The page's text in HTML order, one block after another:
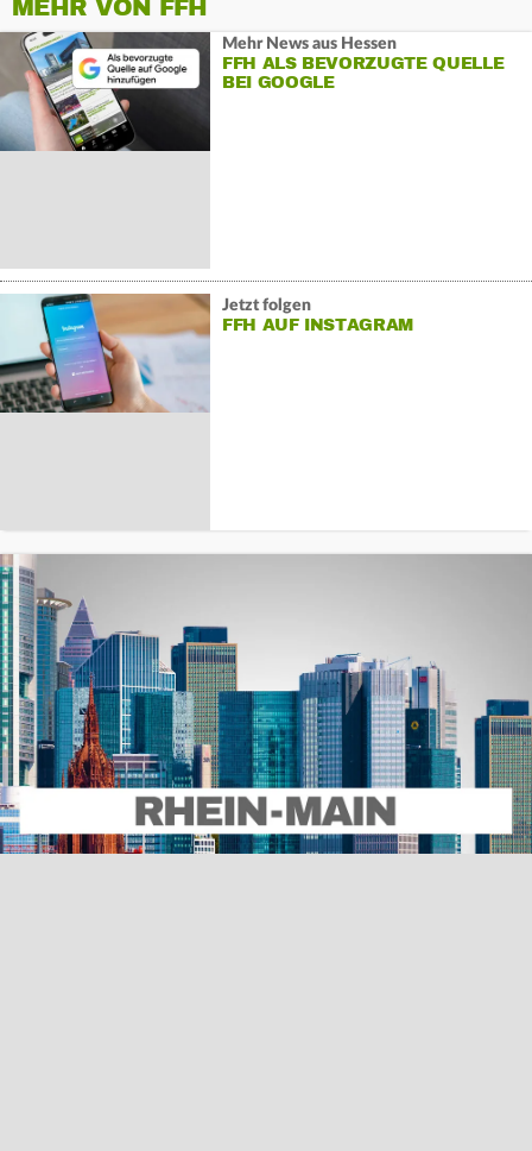
MEHR VON FFH
Mehr News aus Hessen
FFH ALS BEVORZUGTE QUELLE
BEI GOOGLE
Jetzt folgen
FFH AUF INSTAGRAM